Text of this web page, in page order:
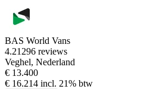
BAS World Vans
4.21296 reviews
Veghel, Nederland
€ 13.400
€ 16.214 incl. 21% btw